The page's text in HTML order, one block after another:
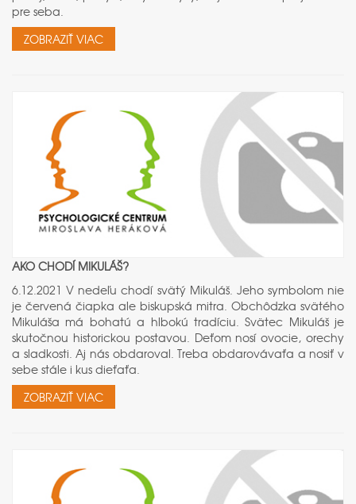
pre seba.
ZOBRAZIŤ VIAC
AKO CHODÍ MIKULÁŠ?
6.12.2021 V nedeľu chodí svätý Mikuláš. Jeho symbolom nie
je červená čiapka ale biskupská mitra. Obchôdzka svätého
Mikuláša má bohatú a hlbokú tradíciu. Svätec Mikuláš je
skutočnou historickou postavou. Deťom nosí ovocie, orechy
a sladkosti. Aj nás obdaroval. Treba obdarovávaťa a nosiť v
sebe stále i kus dieťaťa.
ZOBRAZIŤ VIAC